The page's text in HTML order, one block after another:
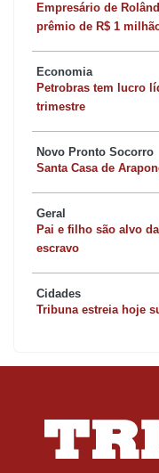
Empresário de
prêmio de R$ 1
Economia
Petrobras tem lucro
trimestre
Novo Pronto Socorro
Santa Casa de
Geral
Pai e filho são alvo
escravo
Cidades
Tribuna estreia hoje